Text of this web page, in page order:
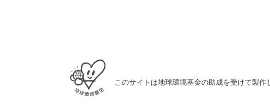
このサイトは地球環境基金の助成を受けて製作